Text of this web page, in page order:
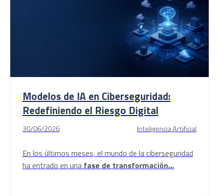
Modelos de IA en Ciberseguridad:
Redefiniendo el Riesgo Digital
30/06/2026 Inteligencia Artificial
En los últimos meses, el mundo de la ciberseguridad
ha entrado en una fase de transformación...